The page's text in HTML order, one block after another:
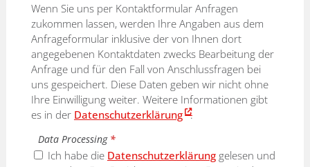
Wenn Sie uns per Kontaktformular Anfragen
zukommen lassen, werden Ihre Angaben aus dem
Anfrageformular inklusive der von Ihnen dort
angegebenen Kontaktdaten zwecks Bearbeitung der
Anfrage und für den Fall von Anschlussfragen bei
uns gespeichert. Diese Daten geben wir nicht ohne
Ihre Einwilligung weiter. Weitere Informationen gibt
es in der Datenschutzerklärung .
Data Processing *
Ich habe die Datenschutzerklärunggelesen und